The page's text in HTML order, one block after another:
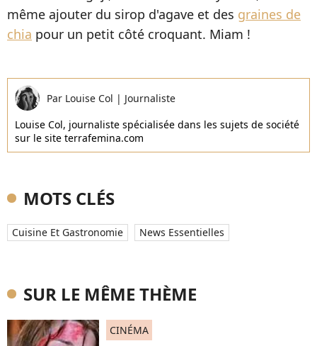
même ajouter du sirop d'agave et des graines de
chia pour un petit côté croquant. Miam !
Par Louise Col | Journaliste
Louise Col, journaliste spécialisée dans les sujets de société
sur le site terrafemina.com
MOTS CLÉS
Cuisine Et Gastronomie News Essentielles
SUR LE MÊME THÈME
CINÉMA